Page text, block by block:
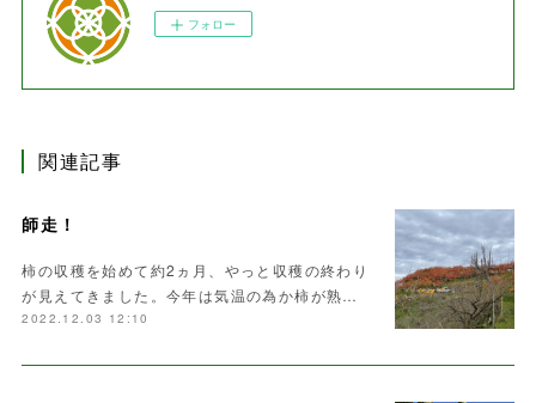
フォロー
関連記事
師走！
柿の収穫を始めて約2ヵ月、やっと収穫の終わり
が見えてきました。今年は気温の為か柿が熟…
2022.12.03 12:10